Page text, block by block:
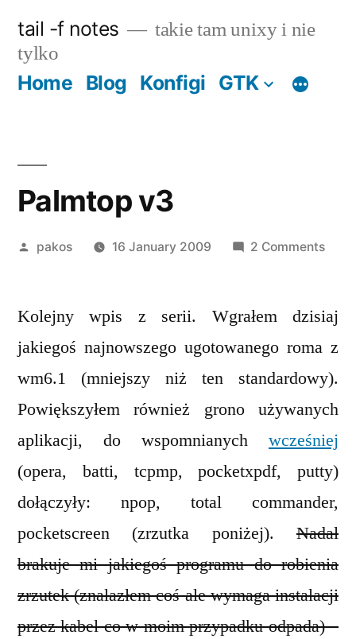
content
tail -f notes
takie tam unixy i nie
tylko
Home Blog Konfigi GTK
Palmtop v3
Posted
pakos 16 January 2009 2 Commentson
Kolejny wpis z serii. Wgrałem dzisiaj
jakiegoś najnowszego ugotowanego roma z
wm6.1 (mniejszy niż ten standardowy).
Powiększyłem również grono używanych
aplikacji, do wspomnianych wcześniej
(opera, batti, tcpmp, pocketxpdf, putty)
dołączyły: npop, total commander,
pocketscreen (zrzutka poniżej). Nadal
brakuje mi jakiegoś programu do robienia
zrzutek (znalazłem coś ale wymaga instalacji
przez kabel co w moim przypadku odpada) –